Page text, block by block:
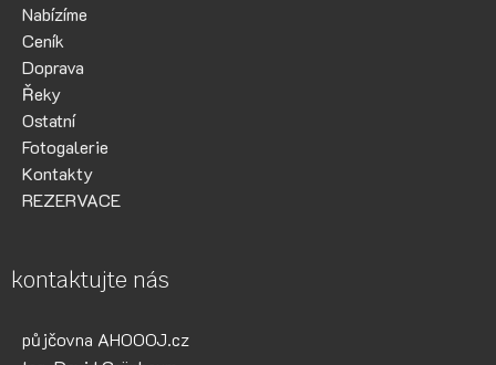
Nabízíme
Ceník
Doprava
Řeky
Ostatní
Fotogalerie
Kontakty
REZERVACE
kontaktujte nás
půjčovna AHOOOJ.cz